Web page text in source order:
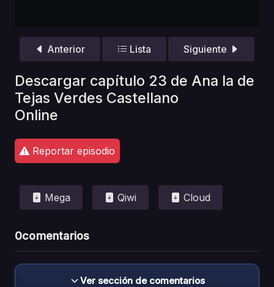
Anterior Lista Siguiente
Descargar capítulo 23 de Ana la de
Tejas Verdes Castellano
Online
Reportar episodio
Mega Qiwi Cloud
0comentarios
Ver sección de comentarios